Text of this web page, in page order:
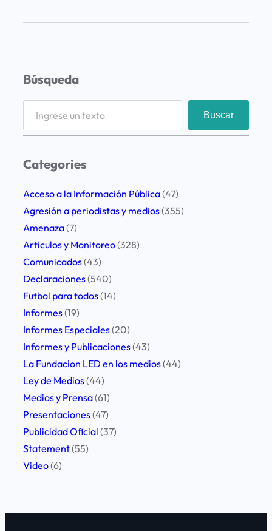
u
p
a
c
ó
n
o
o
n
c
o
d
Búsqueda
r
h
Buscar
Categories
Acceso a la Información Pública(47)
Agresión a periodistas y medios(355)
Amenaza(7)
Artículos y Monitoreo(328)
Comunicados(43)
Declaraciones(540)
Futbol para todos(14)
Informes(19)
Informes Especiales(20)
Informes y Publicaciones(43)
La Fundacion LED en los medios(44)
Ley de Medios(44)
Medios y Prensa(61)
Presentaciones(47)
Publicidad Oficial (37)
Statement(55)
Video(6)